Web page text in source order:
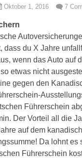
Oktober 1, 2016 7
dass du X Jahre
wenn das Auto auf
etwas nicht
gegen den
Führerschein
Der Vorteil all die
auf dem
Da lohnt
Führerschein